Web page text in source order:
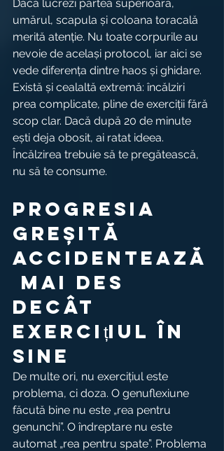
Dacă lucrezi partea superioară,
umărul, scapula și coloana toracală
merită atenție. Nu toate corpurile au
nevoie de același protocol, iar aici se
vede diferența dintre haos și ghidare.
Există și cealaltă extremă: încălziri
prea complicate, pline de exerciții fără
scop clar. Dacă după 20 de minute
ești deja obosit, ai ratat ideea.
Încălzirea trebuie să te pregătească,
nu să te consume.
Progresia
greșită
accidentează
mai des
decât
exercițiul în
sine
De multe ori, nu exercițiul este
problema, ci doza. O genuflexiune
făcută bine nu este „rea pentru
genunchi”. O îndreptare nu este
automat „rea pentru spate”. Problema